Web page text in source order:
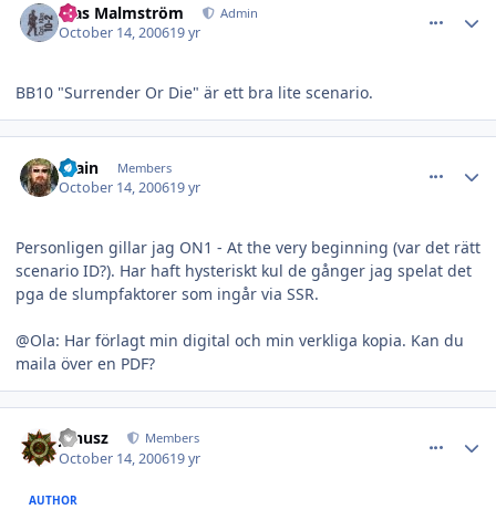
Klas Malmström Admin
October 14, 200619 yr
BB10 "Surrender Or Die" är ett bra lite scenario.
Brain Members
October 14, 200619 yr
Personligen gillar jag ON1 - At the very beginning (var det rätt
scenario ID?). Har haft hysteriskt kul de gånger jag spelat det
pga de slumpfaktorer som ingår via SSR.
@Ola: Har förlagt min digital och min verkliga kopia. Kan du
maila över en PDF?
Janusz Members
October 14, 200619 yr
AUTHOR